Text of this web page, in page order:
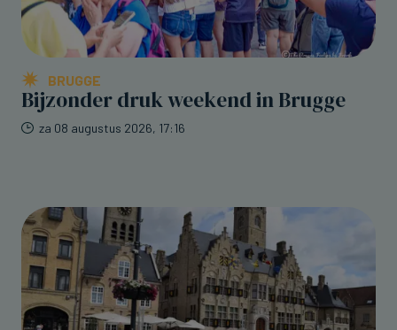
BRUGGE
Bijzonder druk weekend in Brugge
za 08 augustus 2026, 17:16